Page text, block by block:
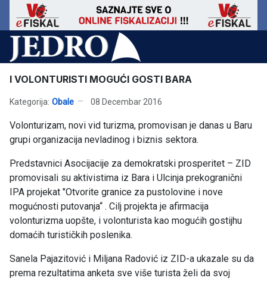
I VOLONTURISTI MOGUĆI GOSTI BARA
Kategorija: Obale 08 Decembar 2016
Volonturizam, novi vid turizma, promovisan je danas u Baru
grupi organizacija nevladinog i biznis sektora.
Predstavnici Asocijacije za demokratski prosperitet – ZID
promovisali su aktivistima iz Bara i Ulcinja prekogranični
IPA projekat "Otvorite granice za pustolovine i nove
mogućnosti putovanja“ . Cilj projekta je afirmacija
volonturizma uopšte, i volonturista kao mogućih gostijhu
domaćih turističkih poslenika.
Sanela Pajazitović i Miljana Radović iz ZID-a ukazale su da
prema rezultatima anketa sve više turista želi da svoj